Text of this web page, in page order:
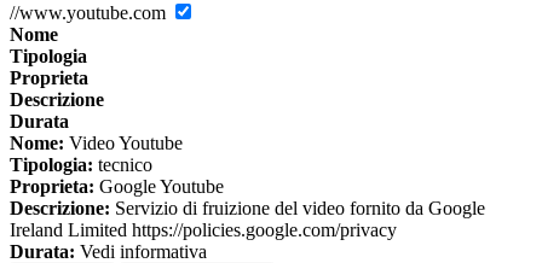
//www.youtube.com
Nome
Tipologia
Proprieta
Descrizione
Durata
Nome: Video Youtube
Tipologia: tecnico
Proprieta: Google Youtube
Descrizione: Servizio di fruizione del video fornito da Google
Ireland Limited https://policies.google.com/privacy
Durata: Vedi informativa